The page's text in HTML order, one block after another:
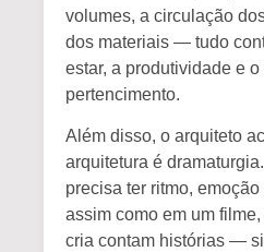
volumes, a circulação
dos materiais — tudo
estar, a produtividade e
pertencimento.
Além disso, o arquiteto
arquitetura é dramaturgia
precisa ter ritmo,
assim como em um
cria contam histórias —